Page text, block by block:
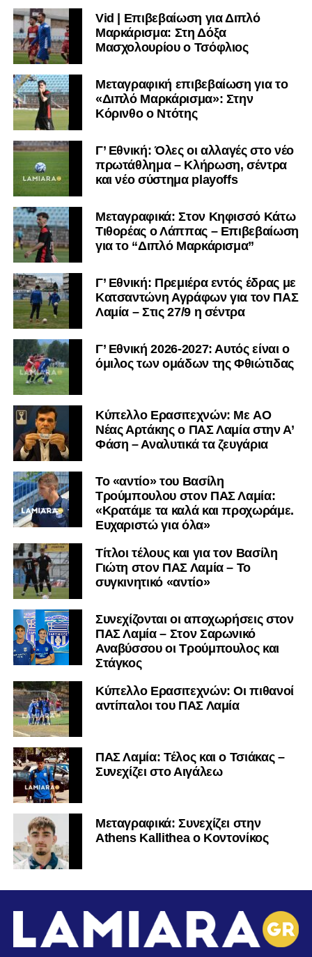
Vid | Επιβεβαίωση για Διπλό
Μαρκάρισμα: Στη Δόξα
Μασχολουρίου ο Τσόφλιος
Μεταγραφική επιβεβαίωση για το
«Διπλό Μαρκάρισμα»: Στην
Κόρινθο ο Ντότης
Γ’ Εθνική: Όλες οι αλλαγές στο νέο
πρωτάθλημα – Κλήρωση, σέντρα
και νέο σύστημα playoffs
Μεταγραφικά: Στον Κηφισσό Κάτω
Τιθορέας ο Λάππας – Επιβεβαίωση
για το “Διπλό Μαρκάρισμα”
Γ’ Εθνική: Πρεμιέρα εντός έδρας με
Κατσαντώνη Αγράφων για τον ΠΑΣ
Λαμία – Στις 27/9 η σέντρα
Γ’ Εθνική 2026-2027: Αυτός είναι ο
όμιλος των ομάδων της Φθιώτιδας
Kύπελλο Ερασιτεχνών: Με AO
Nέας Αρτάκης ο ΠΑΣ Λαμία στην Α’
Φάση – Αναλυτικά τα ζευγάρια
Το «αντίο» του Βασίλη
Τρούμπουλου στον ΠΑΣ Λαμία:
«Κρατάμε τα καλά και προχωράμε.
Ευχαριστώ για όλα»
Τίτλοι τέλους και για τον Βασίλη
Γιώτη στον ΠΑΣ Λαμία – Το
συγκινητικό «αντίο»
Συνεχίζονται οι αποχωρήσεις στον
ΠΑΣ Λαμία – Στον Σαρωνικό
Αναβύσσου οι Τρούμπουλος και
Στάγκος
Κύπελλο Ερασιτεχνών: Οι πιθανοί
αντίπαλοι του ΠΑΣ Λαμία
ΠΑΣ Λαμία: Τέλος και ο Τσιάκας –
Συνεχίζει στο Αιγάλεω
Mεταγραφικά: Συνεχίζει στην
Athens Kallithea ο Κοντονίκος